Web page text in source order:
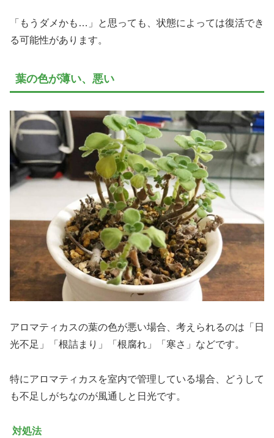
「もうダメかも…」と思っても、状態によっては復活でき
る可能性があります。
葉の色が薄い、悪い
アロマティカスの葉の色が悪い場合、考えられるのは「日
光不足」「根詰まり」「根腐れ」「寒さ」などです。
特にアロマティカスを室内で管理している場合、どうして
も不足しがちなのが風通しと日光です。
対処法